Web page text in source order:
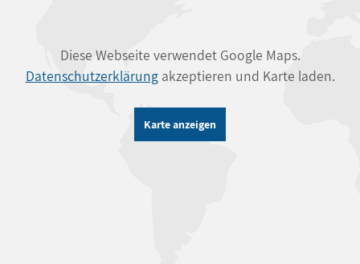
Diese Webseite verwendet Google Maps.
Datenschutzerklärungakzeptieren und Karte laden.
Karte anzeigen